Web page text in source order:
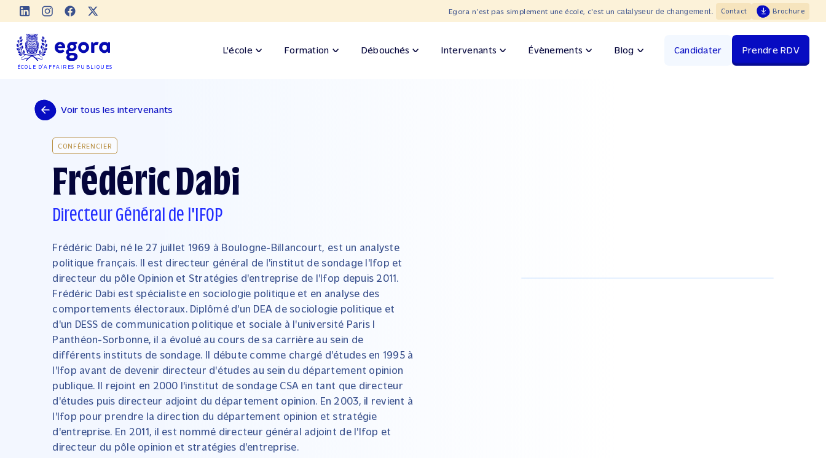
Egora n'est pas simplement une école, c'est un catalyseur de changement . Contact Brochure
ÉCOLE D'AFFAIRES PUBLIQUES
L'école Formation Débouchés Intervenants Évènements Blog Candidater Prendre RDV
Voir tous les intervenants
CONFÉRENCIER
Frédéric Dabi
Directeur Général de l'IFOP
Frédéric Dabi, né le 27 juillet 1969 à Boulogne-Billancourt, est un analyste
politique français. Il est directeur général de l'institut de sondage l'Ifop et
directeur du pôle Opinion et Stratégies d'entreprise de l'Ifop depuis 2011.
Frédéric Dabi est spécialiste en sociologie politique et en analyse des
comportements électoraux. Diplômé d'un DEA de sociologie politique et
d'un DESS de communication politique et sociale à l'université Paris I
Panthéon-Sorbonne, il a évolué au cours de sa carrière au sein de
différents instituts de sondage. Il débute comme chargé d'études en 1995 à
l'Ifop avant de devenir directeur d'études au sein du département opinion
publique. Il rejoint en 2000 l'institut de sondage CSA en tant que directeur
d'études puis directeur adjoint du département opinion. En 2003, il revient à
l'Ifop pour prendre la direction du département opinion et stratégie
d'entreprise. En 2011, il est nommé directeur général adjoint de l'Ifop et
directeur du pôle opinion et stratégies d'entreprise.